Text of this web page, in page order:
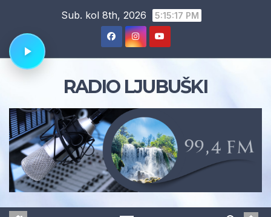
content
Sub. kol 8th, 2026 5:15:18 PM
RADIO LJUBUŠKI